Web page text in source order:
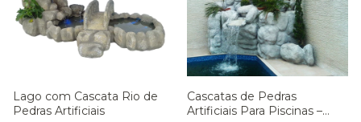
Lago com Cascata Rio de
Pedras Artificiais
Cascatas de Pedras
Artificiais Para Piscinas –